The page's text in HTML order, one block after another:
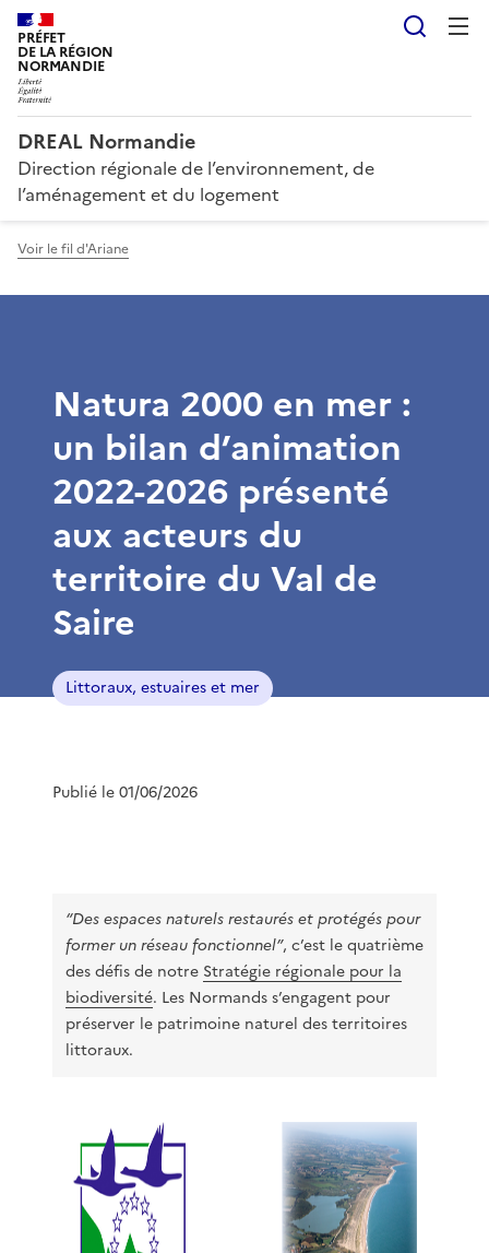
PRÉFET
DE LA RÉGION
NORMANDIE
DREAL Normandie
Direction régionale de l’environnement, de
l’aménagement et du logement
Voir le fil d'Ariane
Natura 2000 en mer :
un bilan d’animation
2022-2026 présenté
aux acteurs du
territoire du Val de
Saire
Littoraux, estuaires et mer
Publié le 01/06/2026
“Des espaces naturels restaurés et protégés pour
former un réseau fonctionnel”, c’est le quatrième
des défis de notre Stratégie régionale pour la
biodiversité. Les Normands s’engagent pour
préserver le patrimoine naturel des territoires
littoraux.